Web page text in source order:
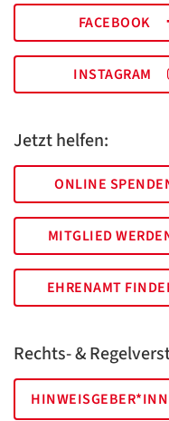
FACEBOOK
INSTAGRAM
Jetzt helfen:
ONLINE
MITGLIED
EHRENAMT
Rechts- &